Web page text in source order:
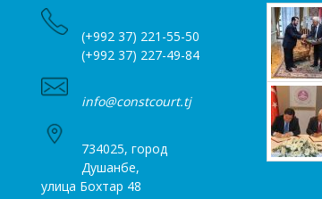
(+992 37) 221-55-50
(+992 37) 227-49-84
info@constcourt.tj
734025, город
Душанбе,
улица Бохтар 48